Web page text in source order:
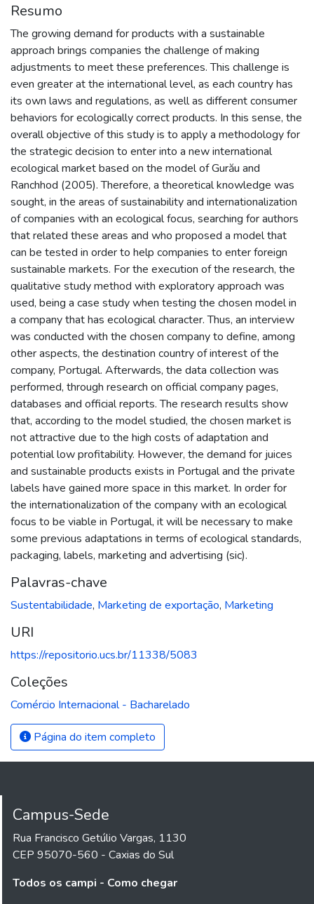
Resumo
The growing demand for products with a sustainable
approach brings companies the challenge of making
adjustments to meet these preferences. This challenge is
even greater at the international level, as each country has
its own laws and regulations, as well as different consumer
behaviors for ecologically correct products. In this sense, the
overall objective of this study is to apply a methodology for
the strategic decision to enter into a new international
ecological market based on the model of Gurău and
Ranchhod (2005). Therefore, a theoretical knowledge was
sought, in the areas of sustainability and internationalization
of companies with an ecological focus, searching for authors
that related these areas and who proposed a model that
can be tested in order to help companies to enter foreign
sustainable markets. For the execution of the research, the
qualitative study method with exploratory approach was
used, being a case study when testing the chosen model in
a company that has ecological character. Thus, an interview
was conducted with the chosen company to define, among
other aspects, the destination country of interest of the
company, Portugal. Afterwards, the data collection was
performed, through research on official company pages,
databases and official reports. The research results show
that, according to the model studied, the chosen market is
not attractive due to the high costs of adaptation and
potential low profitability. However, the demand for juices
and sustainable products exists in Portugal and the private
labels have gained more space in this market. In order for
the internationalization of the company with an ecological
focus to be viable in Portugal, it will be necessary to make
some previous adaptations in terms of ecological standards,
packaging, labels, marketing and advertising (sic).
Palavras-chave
Sustentabilidade, Marketing de exportação, Marketing
URI
https://repositorio.ucs.br/11338/5083
Coleções
Comércio Internacional - Bacharelado
Página do item completo
Campus-Sede
Rua Francisco Getúlio Vargas, 1130
CEP 95070-560 - Caxias do Sul
Todos os campi - Como chegar